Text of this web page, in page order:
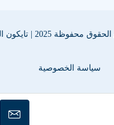
2025 | تايكون العقاري
سياسة الخصوصية
الإرتباط اعلن عقارك معنا